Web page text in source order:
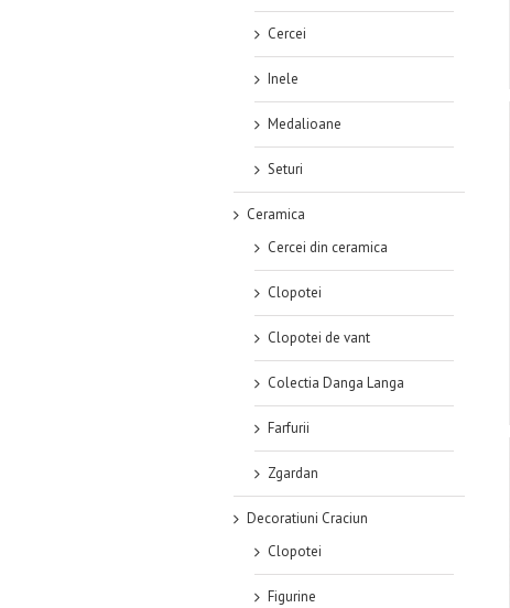
Cercei
Inele
Medalioane
Seturi
Ceramica
Cercei din ceramica
Clopotei
Clopotei de vant
Colectia Danga Langa
Farfurii
Zgardan
Decoratiuni Craciun
Clopotei
Figurine